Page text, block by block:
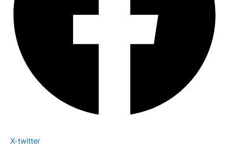
X-twitter